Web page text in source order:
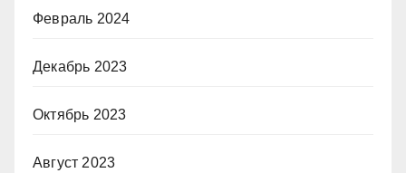
Февраль 2024
Декабрь 2023
Октябрь 2023
Август 2023